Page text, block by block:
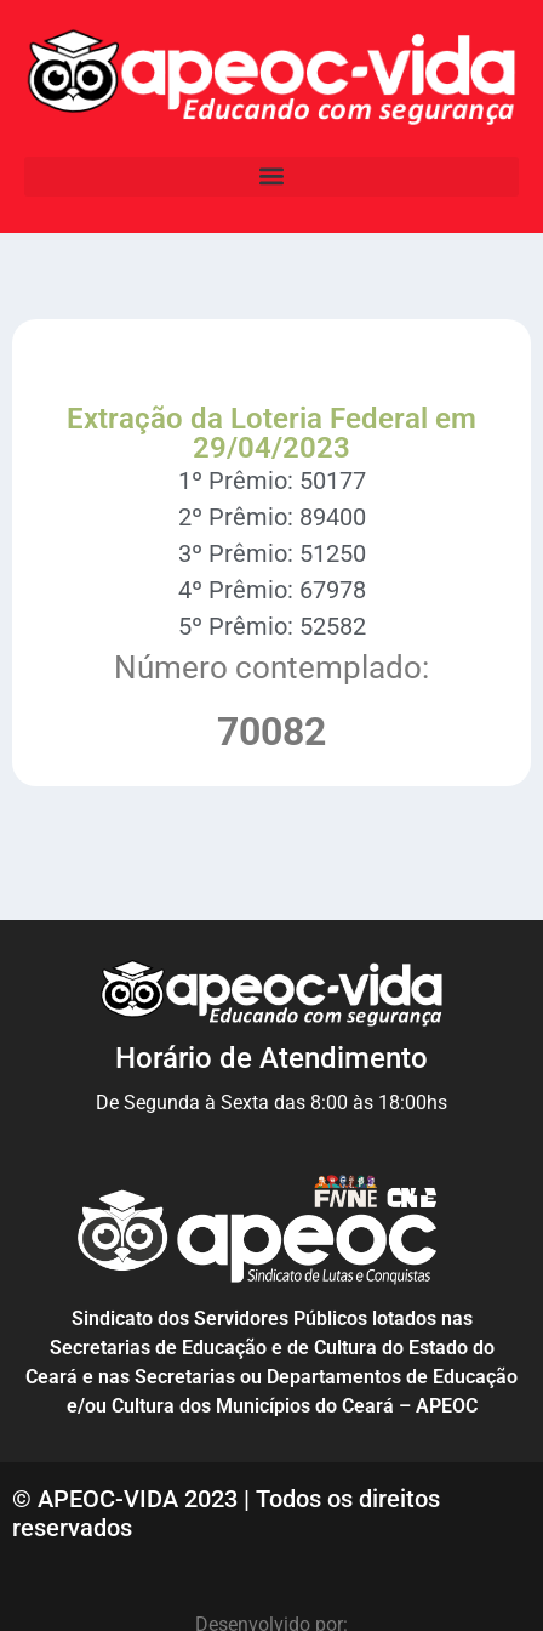
Extração da Loteria Federal em
29/04/2023
1º Prêmio: 50177
2º Prêmio: 89400
3º Prêmio: 51250
4º Prêmio: 67978
5º Prêmio: 52582
Número contemplado:
70082
Horário de Atendimento
De Segunda à Sexta das 8:00 às 18:00hs
Sindicato dos Servidores Públicos lotados nas
Secretarias de Educação e de Cultura do Estado do
Ceará e nas Secretarias ou Departamentos de Educação
e/ou Cultura dos Municípios do Ceará – APEOC
© APEOC-VIDA 2023 | Todos os direitos
reservados
Desenvolvido por: